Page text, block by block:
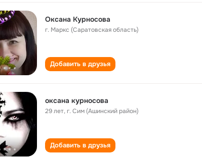
Оксана Курносова
г. Маркс (Саратовская область)
Добавить в друзья
оксана курносова
29 лет,г. Сим (Ашинский район)
Добавить в друзья